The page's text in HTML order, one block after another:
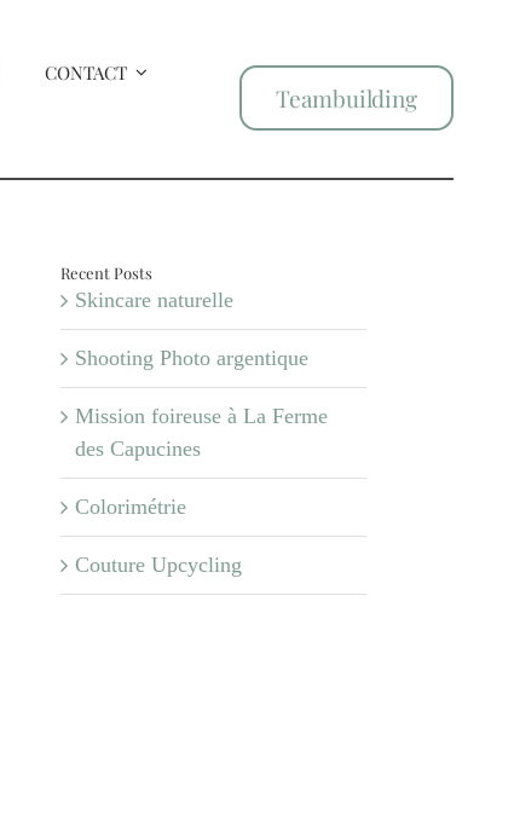
CONTACT
Teambuilding
Recent Posts
Skincare naturelle
Shooting Photo argentique
Mission foireuse à La Ferme
des Capucines
Colorimétrie
Couture Upcycling